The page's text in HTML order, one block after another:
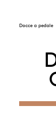
Docce a pedale